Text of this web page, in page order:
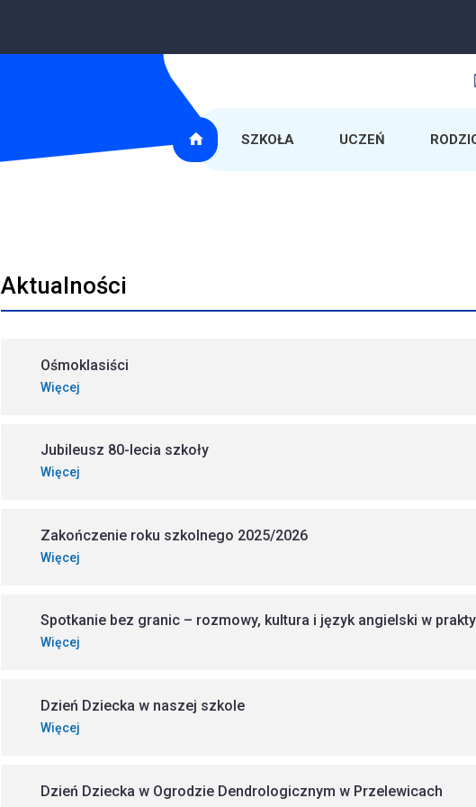
SZKOŁA UCZEŃ
Aktualności
Ośmoklasiści
Więcej
Jubileusz 80-lecia szkoły
Więcej
Zakończenie roku szkolnego 2025/2026
Więcej
Spotkanie bez granic – rozmowy, kultura i język angielski w
Więcej
Dzień Dziecka w naszej szkole
Więcej
Dzień Dziecka w Ogrodzie Dendrologicznym w Przelewicach